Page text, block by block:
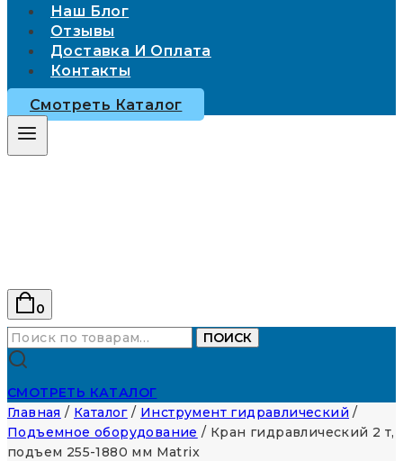
Наш Блог
Отзывы
Доставка И Оплата
Контакты
Смотреть Каталог
0
Искать:
ПОИСК
СМОТРЕТЬ КАТАЛОГ
Главная / Каталог / Инструмент гидравлический /
Подъемное оборудование / Кран гидравлический 2 т,
подъем 255-1880 мм Matrix